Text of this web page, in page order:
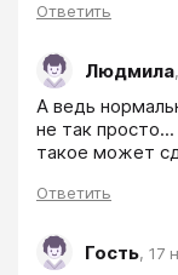
Ответить
Людмила,
А ведь
не так
такое может
Ответить
Гость, 17